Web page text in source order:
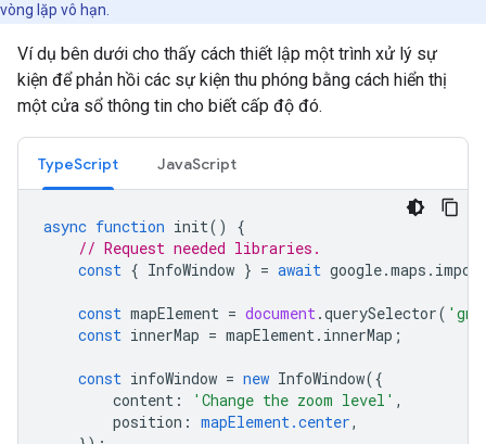
vòng lặp vô hạn.
Ví dụ bên dưới cho thấy cách thiết lập một trình xử lý sự
kiện để phản hồi các sự kiện thu phóng bằng cách hiển thị
một cửa sổ thông tin cho biết cấp độ đó.
TypeScript JavaScript
async function init()
{
// Request needed libraries.
const { InfoWindow } = await google.maps .
const mapElement = document.querySelector(
const innerMap = mapElement. innerMap ;
const infoWindow = new InfoWindow({
content : 'Change the zoom level' ,
position : mapElement.center,